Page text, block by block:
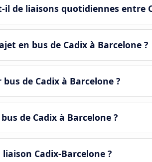
il de liaisons quotidiennes entre
en bus de Cadix à Barcelone ?
de Cadix à Barcelone ?
de Cadix à Barcelone ?
Cadix-Barcelone ?